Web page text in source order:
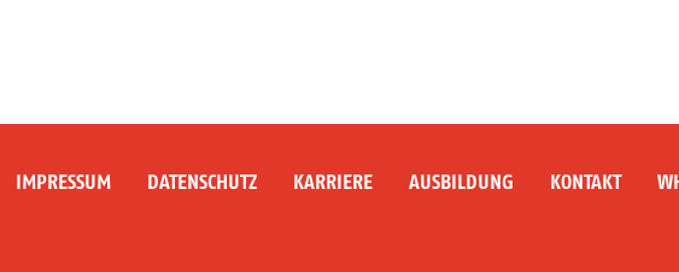
IMPRESSUM DATENSCHUTZ KARRIERE AUSBILDUNG KONTAKT